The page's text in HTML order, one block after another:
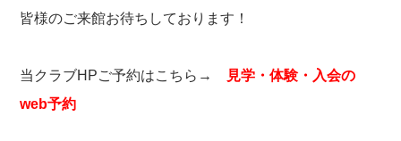
皆様のご来館お待ちしております！
当クラブHPご予約はこちら→
見学・体験・入会の
web予約